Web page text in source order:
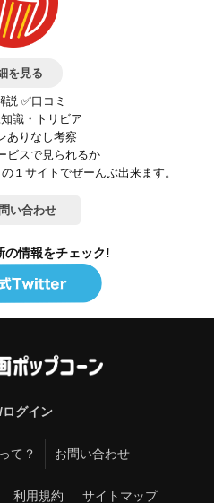
を見る
説 ✅口コミ
識・トリビア
ありなし考察
ビスで見られるか
１サイトでぜーんぶ出来ます。
い合わせ
の情報をチェック!
グイン
て？ お問い合わせ
利用規約 サイトマップ